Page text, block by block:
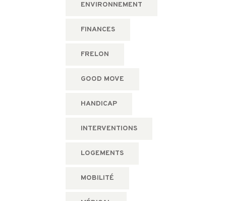
ENVIRONNEMENT
FINANCES
FRELON
GOOD MOVE
HANDICAP
INTERVENTIONS
LOGEMENTS
MOBILITÉ